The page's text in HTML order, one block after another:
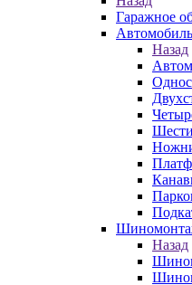
Гаражное
Назад
Назад